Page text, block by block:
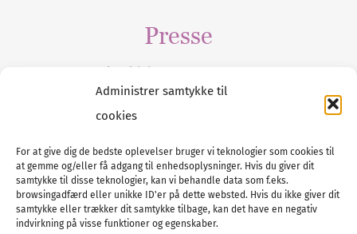
Administrer samtykke til
cookies
For at give dig de bedste oplevelser bruger vi teknologier som cookies til
at gemme og/eller få adgang til enhedsoplysninger. Hvis du giver dit
samtykke til disse teknologier, kan vi behandle data som f.eks.
browsingadfærd eller unikke ID'er på dette websted. Hvis du ikke giver dit
samtykke eller trækker dit samtykke tilbage, kan det have en negativ
indvirkning på visse funktioner og egenskaber.
Presse
Tilmeld dig vores
Tel :89 88 13 90
E-post:info@nordicbridalmedia.com
Nordic Bridal Media